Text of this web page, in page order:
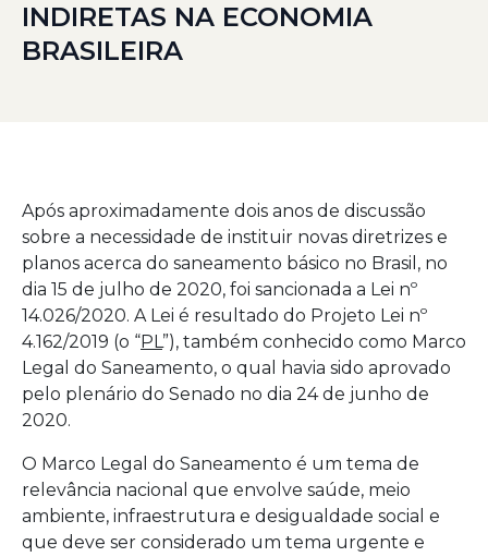
INDIRETAS NA ECONOMIA
BRASILEIRA
Após aproximadamente dois anos de discussão
sobre a necessidade de instituir novas diretrizes e
planos acerca do saneamento básico no Brasil, no
dia 15 de julho de 2020, foi sancionada a Lei nº
14.026/2020. A Lei é resultado do Projeto Lei nº
4.162/2019 (o “PL”), também conhecido como Marco
Legal do Saneamento, o qual havia sido aprovado
pelo plenário do Senado no dia 24 de junho de
2020.
O Marco Legal do Saneamento é um tema de
relevância nacional que envolve saúde, meio
ambiente, infraestrutura e desigualdade social e
que deve ser considerado um tema urgente e